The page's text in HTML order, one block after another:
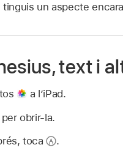
un aspecte
text i
a l’iPad.
obrir-la.
toca .